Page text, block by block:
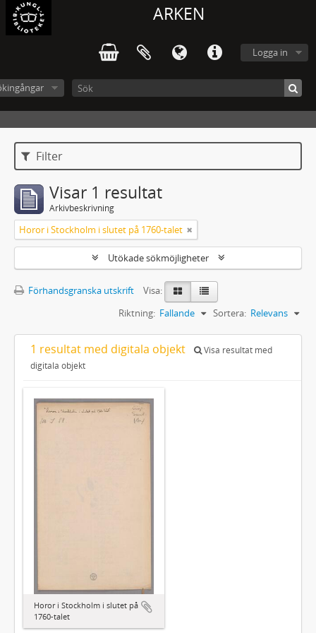
ARKEN
Logga in
Filter
Visar 1 resultat
Arkivbeskrivning
Horor i Stockholm i slutet på 1760-talet
Utökade sökmöjligheter
Förhandsgranska utskrift
Visa:
Sortera: Relevans
Riktning: Fallande
1 resultat med digitala objekt
Visa resultat med
digitala objekt
Horor i Stockholm i slutet på
1760-talet